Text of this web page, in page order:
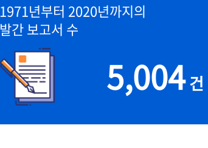
1971년부터 2020년까지의
발간 보고서 수
5,004건